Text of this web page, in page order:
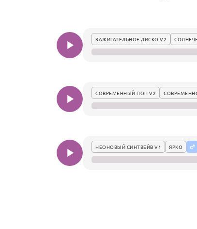
ЗАЖИГАТЕЛЬНОЕ ДИСКО V2
СОВРЕМЕННЫЙ ПОП V2
НЕОНОВЫЙ СИНТВЕЙВ V1 ЯРКО